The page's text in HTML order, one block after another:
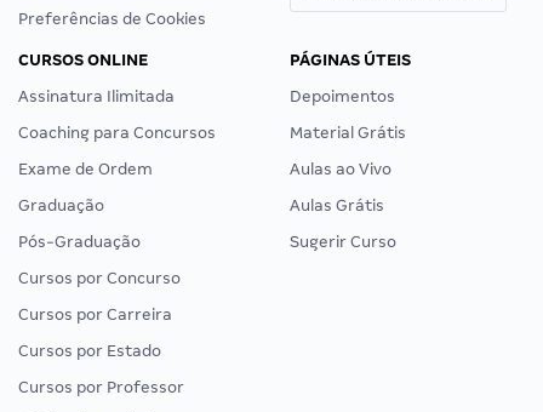
Preferências de Cookies
CURSOS ONLINE
Assinatura Ilimitada
Coaching para Concursos
Exame de Ordem
Graduação
Pós-Graduação
Cursos por Concurso
Cursos por Carreira
Cursos por Estado
Cursos por Professor
PÁGINAS ÚTEIS
Depoimentos
Material Grátis
Aulas ao Vivo
Aulas Grátis
Sugerir Curso